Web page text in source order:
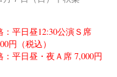
平日昼12:30公演Ｓ席
円（税込）
平日昼・夜Ａ席 7,000円